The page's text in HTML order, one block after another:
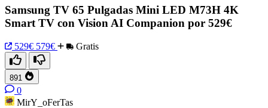
Samsung TV 65 Pulgadas Mini LED M73H 4K
Smart TV con Vision AI Companion por 529€
529€ 579€ Gratis
891
0
MirY_oFerTas